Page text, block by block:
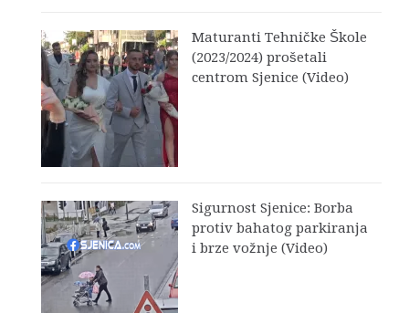
Maturanti Tehničke Škole
(2023/2024) prošetali
centrom Sjenice (Video)
Sigurnost Sjenice: Borba
protiv bahatog parkiranja
i brze vožnje (Video)